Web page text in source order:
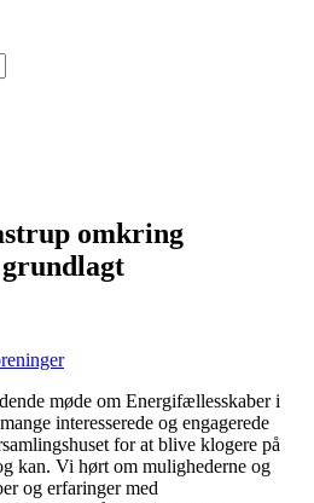
omkring
møde om Energifællesskaber i
interesserede og engagerede
for at blive klogere på
kan. Vi hørt om mulighederne og
og erfaringer med